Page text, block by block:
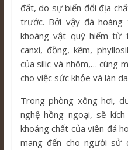
đất, do sự biến đổi địa
trước. Bởi vậy đá hoàng
khoáng vật quý hiếm từ
canxi, đồng, kẽm,
của silic và nhôm,… cùng
cho việc sức khỏe và làn
Trong phòng xông hơi,
nghệ hồng ngoại, sẽ
khoáng chất của viên đá
mang đến cho người sử